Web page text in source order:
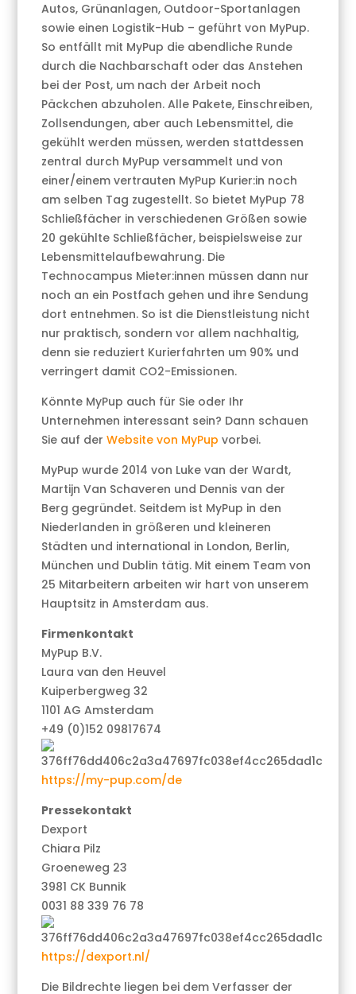
Autos, Grünanlagen, Outdoor-Sportanlagen
sowie einen Logistik-Hub – geführt von MyPup.
So entfällt mit MyPup die abendliche Runde
durch die Nachbarschaft oder das Anstehen
bei der Post, um nach der Arbeit noch
Päckchen abzuholen. Alle Pakete, Einschreiben,
Zollsendungen, aber auch Lebensmittel, die
gekühlt werden müssen, werden stattdessen
zentral durch MyPup versammelt und von
einer/einem vertrauten MyPup Kurier:in noch
am selben Tag zugestellt. So bietet MyPup 78
Schließfächer in verschiedenen Größen sowie
20 gekühlte Schließfächer, beispielsweise zur
Lebensmittelaufbewahrung. Die
Technocampus Mieter:innen müssen dann nur
noch an ein Postfach gehen und ihre Sendung
dort entnehmen. So ist die Dienstleistung nicht
nur praktisch, sondern vor allem nachhaltig,
denn sie reduziert Kurierfahrten um 90% und
verringert damit CO2-Emissionen.
Könnte MyPup auch für Sie oder Ihr
Unternehmen interessant sein? Dann schauen
Sie auf derWebsite von MyPup vorbei.
MyPup wurde 2014 von Luke van der Wardt,
Martijn Van Schaveren und Dennis van der
Berg gegründet. Seitdem ist MyPup in den
Niederlanden in größeren und kleineren
Städten und international in London, Berlin,
München und Dublin tätig. Mit einem Team von
25 Mitarbeitern arbeiten wir hart von unserem
Hauptsitz in Amsterdam aus.
Firmenkontakt
MyPup B.V.
Laura van den Heuvel
Kuiperbergweg 32
1101 AG Amsterdam
+49 (0)152 09817674
https://my-pup.com/de
Pressekontakt
Dexport
Chiara Pilz
Groeneweg 23
3981 CK Bunnik
0031 88 339 76 78
https://dexport.nl/
Die Bildrechte liegen bei dem Verfasser der